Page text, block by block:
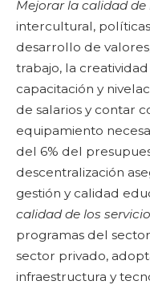
Mejorar la calidad
intercultural,
desarrollo de
trabajo, la
capacitación y
de salarios y contar
equipamiento
del 6% del
descentralización
gestión y calidad
calidad de los
programas del
sector privado,
infraestructura y